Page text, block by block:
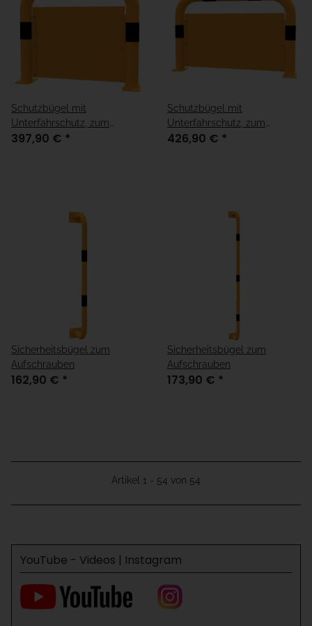
Schutzbügel mit
Unterfahrschutz, zum
Aufschrauben
397,90 € *
Schutzbügel mit
Unterfahrschutz, zum
Aufschrauben
426,90 € *
Sicherheitsbügel zum
Aufschrauben
162,90 € *
Sicherheitsbügel zum
Aufschrauben
173,90 € *
Artikel 1 - 54 von 54
YouTube - Videos | Instagram